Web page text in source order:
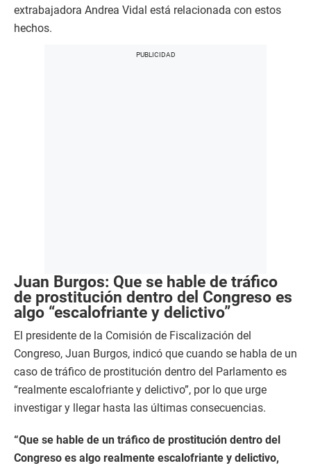
extrabajadora Andrea Vidal está relacionada con estos
hechos.
Juan Burgos: Que se hable de tráfico
de prostitución dentro del Congreso es
algo “escalofriante y delictivo”
El presidente de la Comisión de Fiscalización del
Congreso, Juan Burgos, indicó que cuando se habla de un
caso de tráfico de prostitución dentro del Parlamento es
“realmente escalofriante y delictivo”, por lo que urge
investigar y llegar hasta las últimas consecuencias.
“Que se hable de un tráfico de prostitución dentro del
Congreso es algo realmente escalofriante y delictivo,